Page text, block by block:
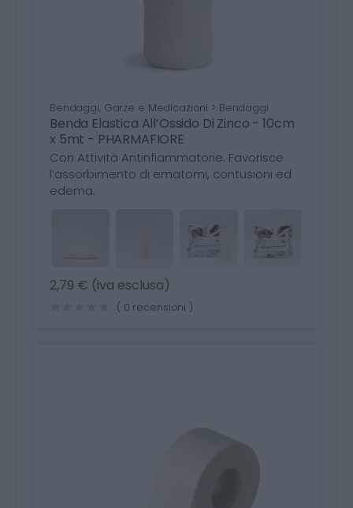
Bendaggi, Garze e Medicazioni > Bendaggi
Benda Elastica All’Ossido Di Zinco - 10cm
x 5mt - PHARMAFIORE
Con Attività Antinfiammatorie. Favorisce
l’assorbimento di ematomi, contusioni ed
edema.
2,79 € (iva esclusa)
( 0 recensioni )